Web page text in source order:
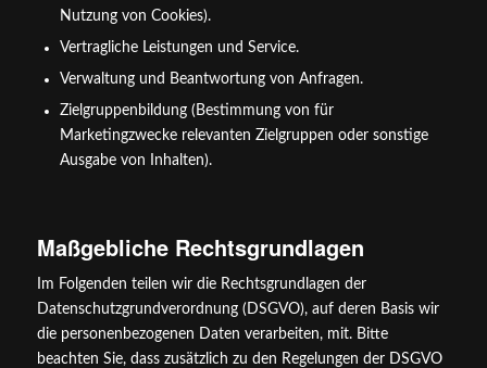
Nutzung von Cookies).
Vertragliche Leistungen und Service.
Verwaltung und Beantwortung von Anfragen.
Zielgruppenbildung (Bestimmung von für
Marketingzwecke relevanten Zielgruppen oder sonstige
Ausgabe von Inhalten).
Maßgebliche Rechtsgrundlagen
Im Folgenden teilen wir die Rechtsgrundlagen der
Datenschutzgrundverordnung (DSGVO), auf deren Basis wir
die personenbezogenen Daten verarbeiten, mit. Bitte
beachten Sie, dass zusätzlich zu den Regelungen der DSGVO